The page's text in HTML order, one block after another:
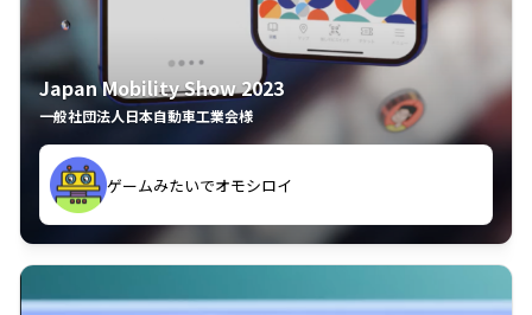
Japan Mobility Show 2023
一般社団法人日本自動車工業会様
夢中で推しモビを探してビッグサイトで6時間も滞在
してしまった
久々のモーターショーがアプリでもっと楽しめました